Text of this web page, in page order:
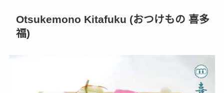
Otsukemono Kitafuku (おつけもの 喜多
福)